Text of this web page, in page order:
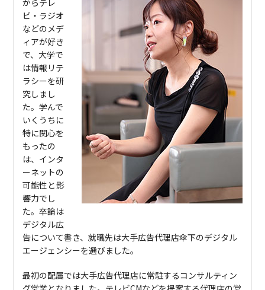
ビ・ラジオ
などのメデ
ィアが好き
で、大学で
は情報リテ
ラシーを研
究しまし
た。学んで
いくうちに
特に関心を
もったの
は、インタ
ーネットの
可能性と影
響力でし
た。卒論は
デジタル広
告について書き、就職先は大手広告代理店傘下のデジタル
エージェンシーを選びました。
最初の配属では大手広告代理店に常駐するコンサルティン